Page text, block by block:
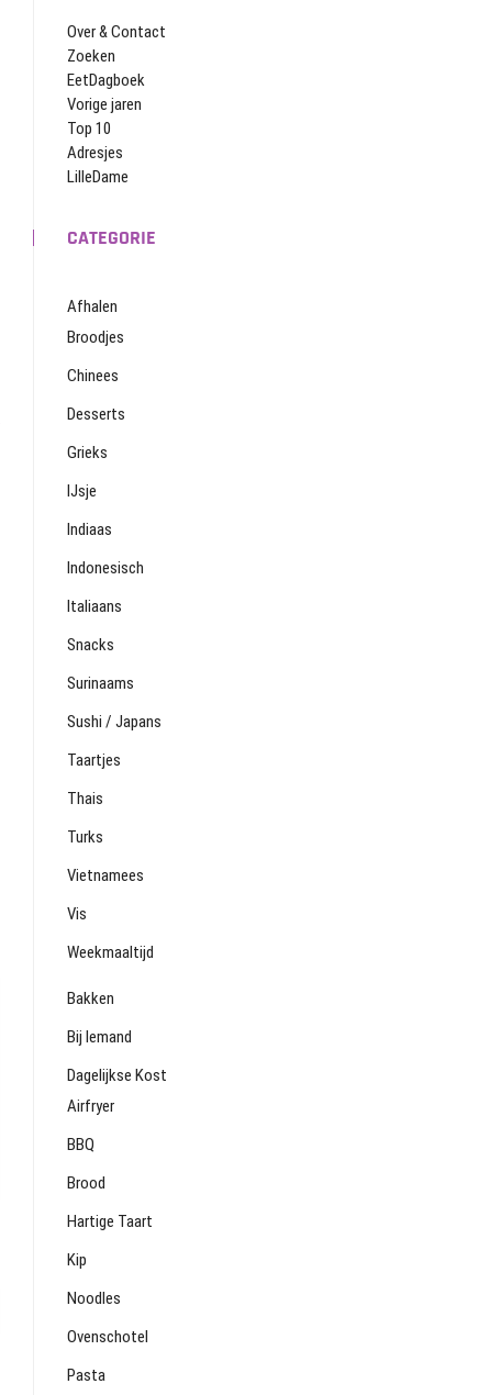
Over & Contact
Zoeken
EetDagboek
Vorige jaren
Top 10
Adresjes
LilleDame
CATEGORIE
Afhalen
Broodjes
Chinees
Desserts
Grieks
IJsje
Indiaas
Indonesisch
Italiaans
Snacks
Surinaams
Sushi / Japans
Taartjes
Thais
Turks
Vietnamees
Vis
Weekmaaltijd
Bakken
Bij Iemand
Dagelijkse Kost
Airfryer
BBQ
Brood
Hartige Taart
Kip
Noodles
Ovenschotel
Pasta